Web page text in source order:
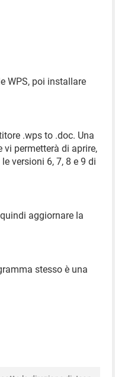
WPS, poi installare
.wps to .doc. Una
permetterà di aprire,
versioni 6, 7, 8 e 9 di
aggiornare la
stesso è una